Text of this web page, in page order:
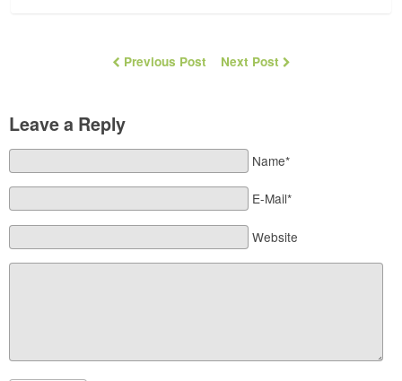
Previous Post Next Post
Leave a Reply
Name*
E-Mail*
Website